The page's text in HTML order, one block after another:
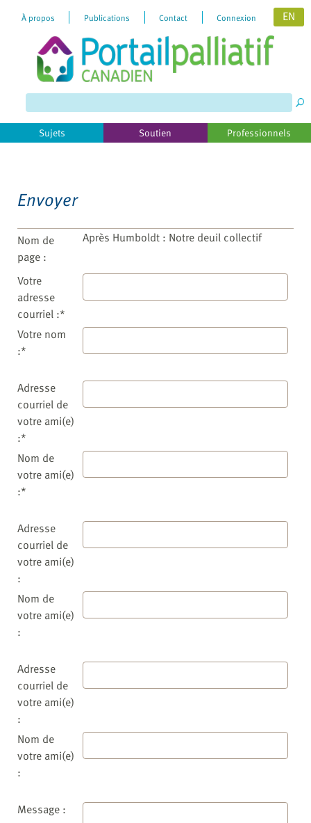
website
includes
an
À propos Publications Contact Connexion EN
Sujets Soutien Professionnels
Envoyer
Nom de
page :
Après Humboldt : Notre deuil collectif
Votre
adresse
courriel :*
Votre nom
:*
Adresse
courriel de
votre ami(e)
:*
Nom de
votre ami(e)
:*
Adresse
courriel de
votre ami(e)
:
Nom de
votre ami(e)
:
Adresse
courriel de
votre ami(e)
:
Nom de
votre ami(e)
:
Message :